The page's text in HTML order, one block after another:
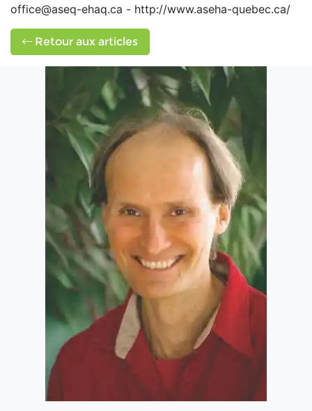
office@aseq-ehaq.ca - http://www.aseha-quebec.ca/
Retour aux articles